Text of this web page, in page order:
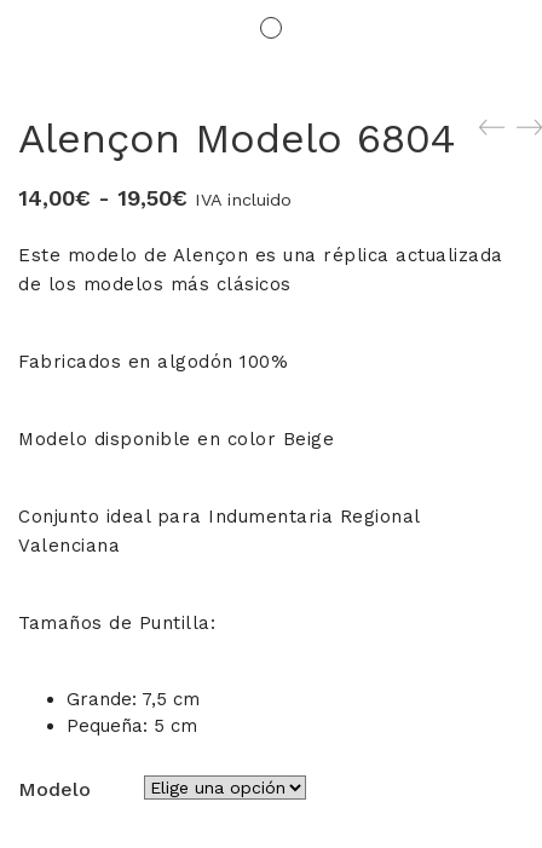
OUTLET FALLERA
¡No te pierdas nuestras ofertas!
Alençon Modelo 6804
14,00€ - 19,50€ Rango
precios:
desde
hasta
IVA incluido
Este modelo de Alençon es una réplica actualizada
de los modelos más clásicos
Fabricados en algodón 100%
Modelo disponible en color Beige
Conjunto ideal para Indumentaria Regional
Valenciana
Tamaños de Puntilla:
Grande: 7,5 cm
Pequeña: 5 cm
Modelo